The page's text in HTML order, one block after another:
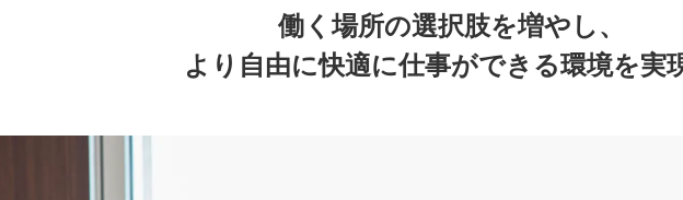
働く場所の選択肢を増やし、
より自由に快適に仕事ができる環境を実